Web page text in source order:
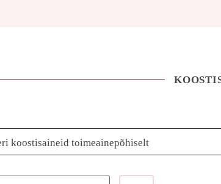
koostisaineid toimeainepõhiselt